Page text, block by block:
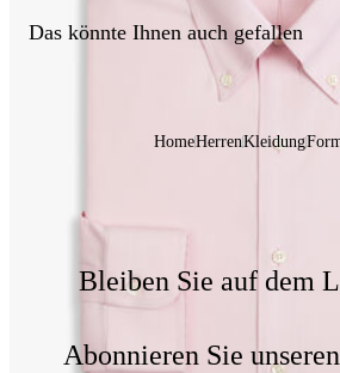
Das könnte Ihnen auch gefallen
HomeHerrenKleidung
Bleiben Sie auf dem
Abonnieren Sie